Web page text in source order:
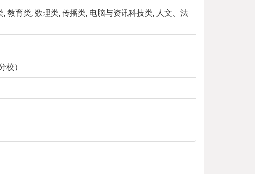
教育类, 数理类, 传播类, 电脑与资讯科技类, 人文、法
校）